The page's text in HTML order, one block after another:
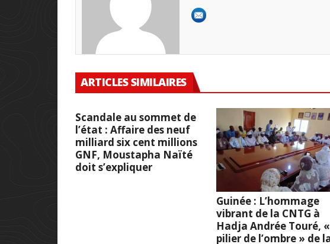
ARTICLES SIMILAIRES
Scandale au sommet de
l’état : Affaire des neuf
milliard six cent millions
GNF, Moustapha Naïté
doit s’expliquer
Guinée : L’hommage
vibrant de la CNTG à
Hadja Andrée Touré, «
pilier de l’ombre » de